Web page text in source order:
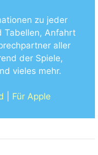
zu jeder
Tabellen, Anfahrt
aller
der Spiele,
vieles mehr.
Für Apple